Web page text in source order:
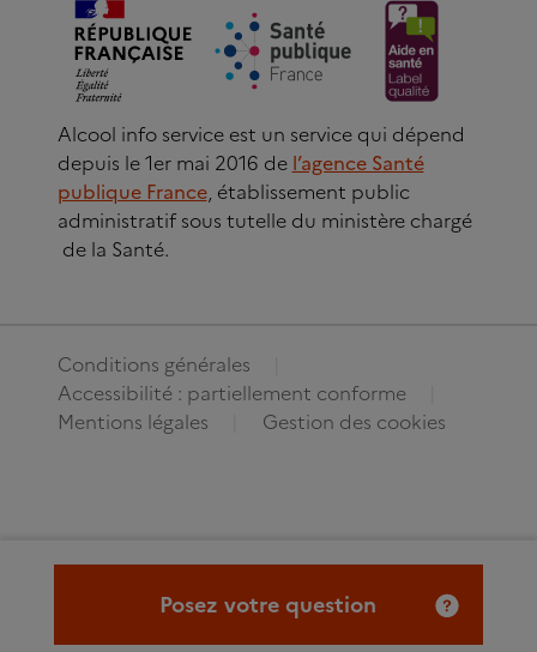
Posez votre question
Alcool info service est un service qui dépend
depuis le 1er mai 2016 de l’agence Santé
publique France, établissement public
administratif sous tutelle du ministère chargé
de la Santé.
Conditions générales
Accessibilité : partiellement conforme
Mentions légales
Gestion des cookies